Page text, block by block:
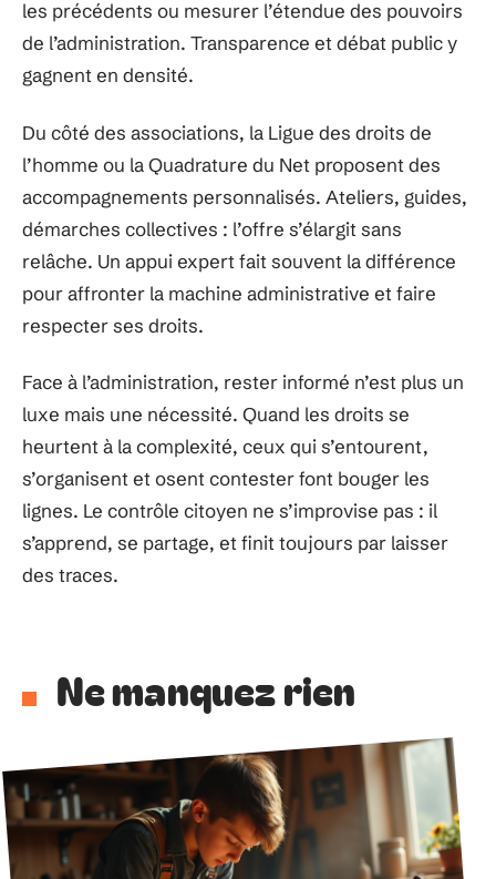
les précédents ou mesurer l’étendue des pouvoirs
de l’administration. Transparence et débat public y
gagnent en densité.
Du côté des associations, la Ligue des droits de
l’homme ou la Quadrature du Net proposent des
accompagnements personnalisés. Ateliers, guides,
démarches collectives : l’offre s’élargit sans
relâche. Un appui expert fait souvent la différence
pour affronter la machine administrative et faire
respecter ses droits.
Face à l’administration, rester informé n’est plus un
luxe mais une nécessité. Quand les droits se
heurtent à la complexité, ceux qui s’entourent,
s’organisent et osent contester font bouger les
lignes. Le contrôle citoyen ne s’improvise pas : il
s’apprend, se partage, et finit toujours par laisser
des traces.
Ne manquez rien